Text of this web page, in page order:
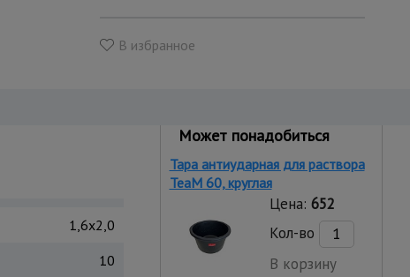
В избранное
1,6x2,0
10
Может понадобиться
Тара антиударная для раствора
TeaM 60, круглая
Цена: 652
Кол-во
В корзину